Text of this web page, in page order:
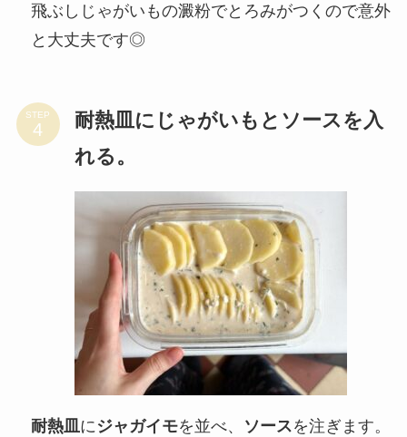
飛ぶしじゃがいもの澱粉でとろみがつくので意外
と大丈夫です◎
STEP
耐熱皿にじゃがいもとソースを入
れる。
耐熱皿にジャガイモを並べ、 ソースを注ぎます。